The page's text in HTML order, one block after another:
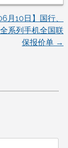
月10日】国行、
系列手机全国联
保报价单 →